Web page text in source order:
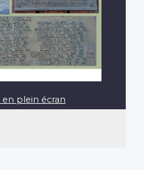
en plein écran